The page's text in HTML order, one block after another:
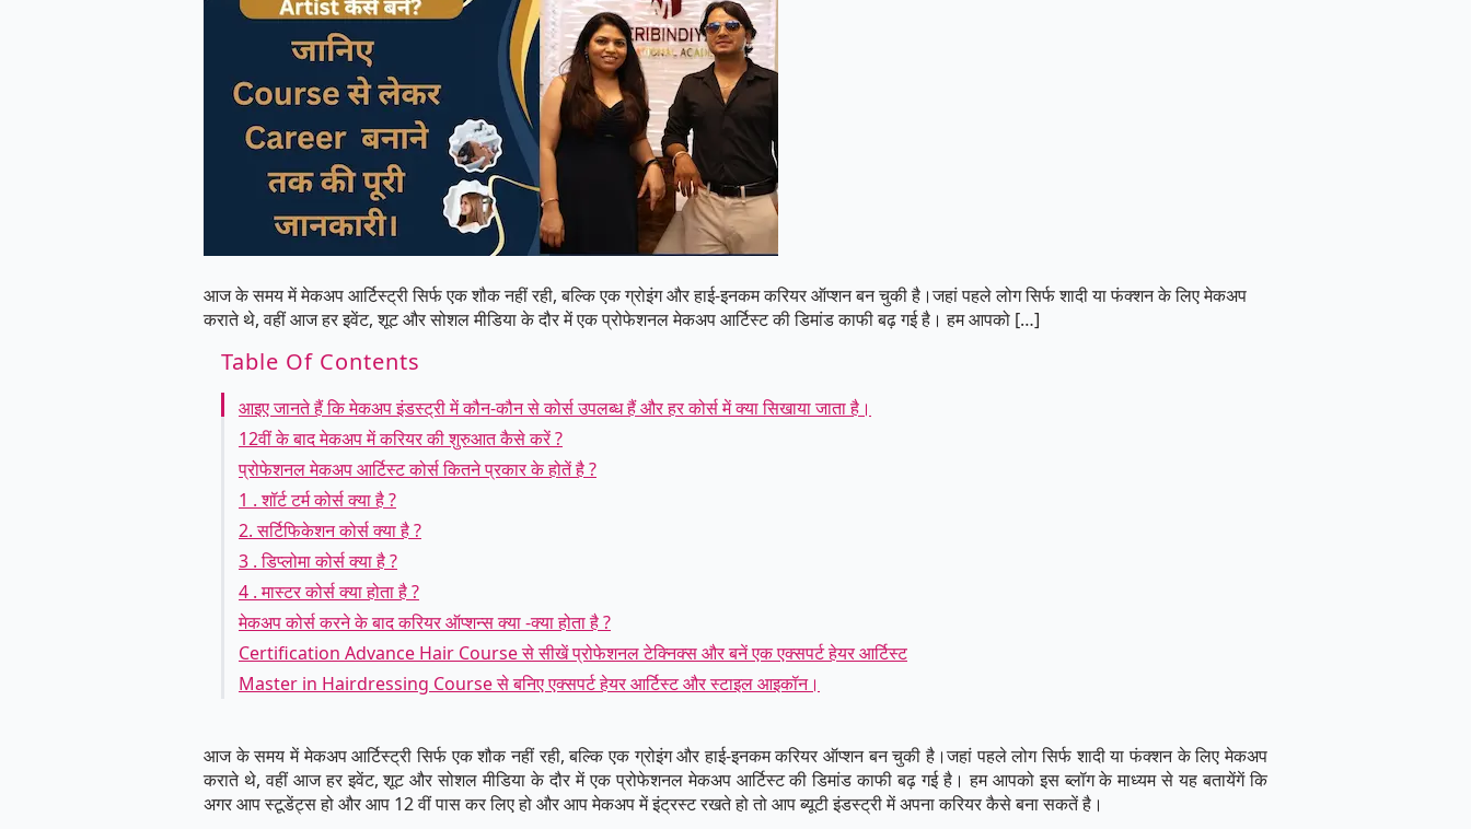
आज के समय में मेकअप आर्टिस्ट्री सिर्फ एक शौक नहीं रही, बल्कि एक ग्रोइंग और हाई-इनकम करियर ऑप्शन बन चुकी है।जहां पहले लोग सिर्फ शादी या फंक्शन के लिए मेकअप
कराते थे, वहीं आज हर इवेंट, शूट और सोशल मीडिया के दौर में एक प्रोफेशनल मेकअप आर्टिस्ट की डिमांड काफी बढ़ गई है। हम आपको […]
Table Of Contents
आइए जानते हैं कि मेकअप इंडस्ट्री में कौन-कौन से कोर्स उपलब्ध हैं और हर कोर्स में क्या सिखाया जाता है।
12वीं के बाद मेकअप में करियर की शुरुआत कैसे करें ?
प्रोफेशनल मेकअप आर्टिस्ट कोर्स कितने प्रकार के होतें है ?
1 . शॉर्ट टर्म कोर्स क्या है ?
2. सर्टिफिकेशन कोर्स क्या है ?
3 . डिप्लोमा कोर्स क्या है ?
4 . मास्टर कोर्स क्या होता है ?
मेकअप कोर्स करने के बाद करियर ऑप्शन्स क्या -क्या होता है ?
Certification Advance Hair Course से सीखें प्रोफेशनल टेक्निक्स और बनें एक एक्सपर्ट हेयर आर्टिस्ट
Master in Hairdressing Course से बनिए एक्सपर्ट हेयर आर्टिस्ट और स्टाइल आइकॉन।
आज के समय में मेकअप आर्टिस्ट्री सिर्फ एक शौक नहीं रही, बल्कि एक ग्रोइंग और हाई-इनकम करियर ऑप्शन बन चुकी है।जहां पहले लोग सिर्फ शादी या फंक्शन के लिए मेकअप
कराते थे, वहीं आज हर इवेंट, शूट और सोशल मीडिया के दौर में एक प्रोफेशनल मेकअप आर्टिस्ट की डिमांड काफी बढ़ गई है। हम आपको इस ब्लॉग के माध्यम से यह बतायेंगें कि
अगर आप स्टूडेंट्स हो और आप 12 वीं पास कर लिए हो और आप मेकअप में इंट्रस्ट रखते हो तो आप ब्यूटी इंडस्ट्री में अपना करियर कैसे बना सकतें है।